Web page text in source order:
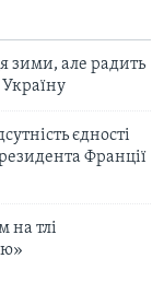
зими, але радить
єдності
Франції
на тлі